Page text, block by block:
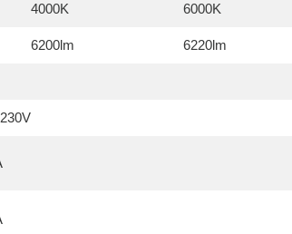
4000K 6000K
6200lm 6220lm